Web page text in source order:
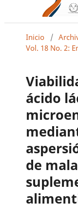
Inicio /
Vol. 18 No. 2:
ácido
de